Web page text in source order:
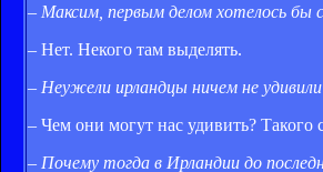
– Максим, первым делом хотелось бы
– Нет. Некого там выделять.
– Неужели ирландцы ничем не
– Чем они могут нас удивить?
– Почему тогда в Ирландии до